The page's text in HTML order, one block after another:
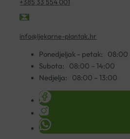
+385 33 554 001
info@ljekarne-plantak.hr
Ponedjeljak - petak:
08:00
Subota:
08:00 – 14:00
Nedjelja:
08:00 – 13:00